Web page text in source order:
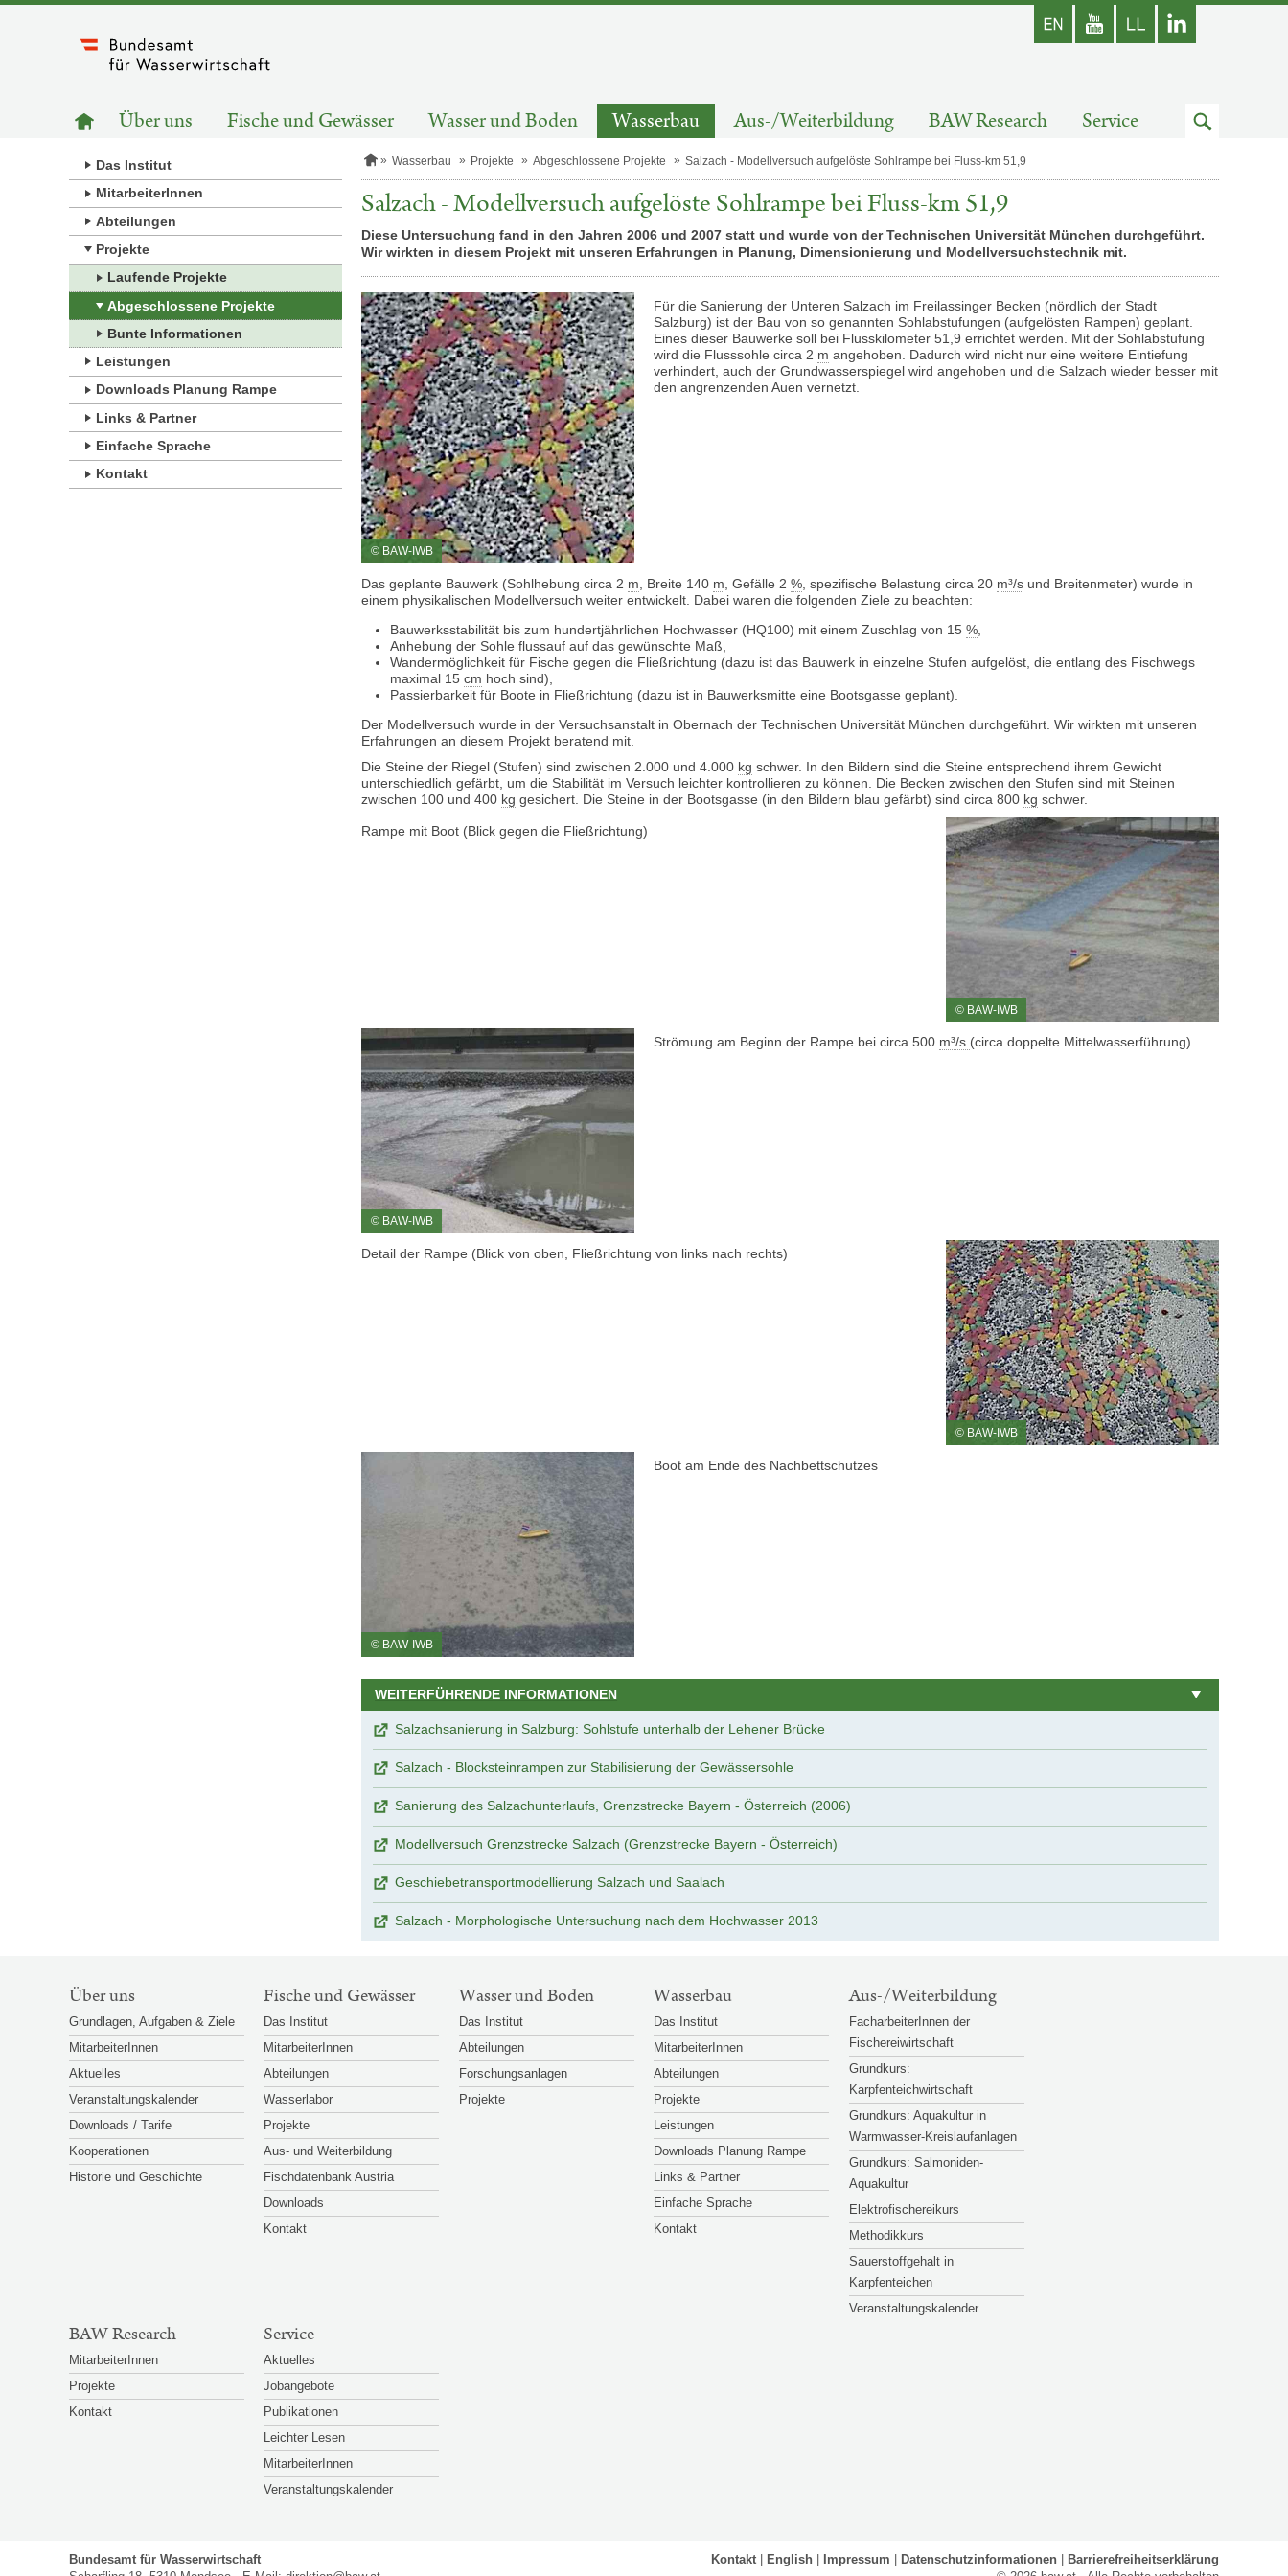
Youtube
HAUPTNAVIGATION
Zur
Startseite
Über uns Fische und Gewässer Wasser und Boden Wasserbau Aus-/Weiterbildung BAW Research Service
Zum
Das Institut
MitarbeiterInnen
Abteilungen
Projekte
Laufende Projekte
Abgeschlossene Projekte
Bunte Informationen
Leistungen
Downloads Planung Rampe
Links & Partner
Einfache Sprache
Kontakt
S
r
s
e
e
Wasserbau Projekte Abgeschlossene Projekte Salzach - Modellversuch aufgelöste Sohlrampe bei Fluss-km 51,9
Salzach - Modellversuch aufgelöste Sohlrampe bei Fluss-km 51,9
Diese Untersuchung fand in den Jahren 2006 und 2007 statt und wurde von der Technischen Universität München durchgeführt.
Wir wirkten in diesem Projekt mit unseren Erfahrungen in Planung, Dimensionierung und Modellversuchstechnik mit.
© BAW-IWB
Für die Sanierung der Unteren Salzach im Freilassinger Becken (nördlich der Stadt
Salzburg) ist der Bau von so genannten Sohlabstufungen (aufgelösten Rampen) geplant.
Eines dieser Bauwerke soll bei Flusskilometer 51,9 errichtet werden. Mit der Sohlabstufung
wird die Flusssohle circa 2 m angehoben. Dadurch wird nicht nur eine weitere Eintiefung
verhindert, auch der Grundwasserspiegel wird angehoben und die Salzach wieder besser mit
den angrenzenden Auen vernetzt.
Das geplante Bauwerk (Sohlhebung circa 2 m , Breite 140 m , Gefälle 2% , spezifische Belastung circa 20 m³/s und Breitenmeter) wurde in
einem physikalischen Modellversuch weiter entwickelt. Dabei waren die folgenden Ziele zu beachten:
Bauwerksstabilität bis zum hundertjährlichen Hochwasser (HQ100) mit einem Zuschlag von 15%
Anhebung der Sohle flussauf auf das gewünschte Maß,
Wandermöglichkeit für Fische gegen die Fließrichtung (dazu ist das Bauwerk in einzelne Stufen aufgelöst, die entlang des Fischwegs
maximal 15cm hoch sind),
Passierbarkeit für Boote in Fließrichtung (dazu ist in Bauwerksmitte eine Bootsgasse geplant).
Der Modellversuch wurde in der Versuchsanstalt in Obernach der Technischen Universität München durchgeführt. Wir wirkten mit unseren
Erfahrungen an diesem Projekt beratend mit.
Die Steine der Riegel (Stufen) sind zwischen 2.000 und 4.000 kg schwer. In den Bildern sind die Steine entsprechend ihrem Gewicht
unterschiedlich gefärbt, um die Stabilität im Versuch leichter kontrollieren zu können. Die Becken zwischen den Stufen sind mit Steinen
zwischen 100 und 400 kg gesichert. Die Steine in der Bootsgasse (in den Bildern blau gefärbt) sind circa 800 kg schwer.
© BAW-IWB
Rampe mit Boot (Blick gegen die Fließrichtung)
© BAW-IWB
Strömung am Beginn der Rampe bei circa 500 m³/s (circa doppelte Mittelwasserführung)
© BAW-IWB
Detail der Rampe (Blick von oben, Fließrichtung von links nach rechts)
© BAW-IWB
Boot am Ende des Nachbettschutzes
WEITERFÜHRENDE INFORMATIONEN
Salzachsanierung in Salzburg: Sohlstufe unterhalb der Lehener Brücke
Salzach - Blocksteinrampen zur Stabilisierung der Gewässersohle
Sanierung des Salzachunterlaufs, Grenzstrecke Bayern - Österreich (2006)
Modellversuch Grenzstrecke Salzach (Grenzstrecke Bayern - Österreich)
Geschiebetransportmodellierung Salzach und Saalach
Salzach - Morphologische Untersuchung nach dem Hochwasser 2013
SITEMAP-
NAVIGATION
Über uns
Grundlagen, Aufgaben & Ziele
MitarbeiterInnen
Aktuelles
Veranstaltungskalender
Downloads / Tarife
Kooperationen
Historie und Geschichte
Fische und Gewässer
Das Institut
MitarbeiterInnen
Abteilungen
Wasserlabor
Projekte
Aus- und Weiterbildung
Fischdatenbank Austria
Downloads
Kontakt
Wasser und Boden
Das Institut
Abteilungen
Forschungsanlagen
Projekte
Wasserbau
Das Institut
MitarbeiterInnen
Abteilungen
Projekte
Leistungen
Downloads Planung Rampe
Links & Partner
Einfache Sprache
Kontakt
Aus-/Weiterbildung
FacharbeiterInnen der
Fischereiwirtschaft
Grundkurs:
Karpfenteichwirtschaft
Grundkurs: Aquakultur in
Warmwasser-Kreislaufanlagen
Grundkurs: Salmoniden-
Aquakultur
Elektrofischereikurs
Methodikkurs
Sauerstoffgehalt in
Karpfenteichen
Veranstaltungskalender
BAW Research
MitarbeiterInnen
Projekte
Kontakt
Service
Aktuelles
Jobangebote
Publikationen
Leichter Lesen
MitarbeiterInnen
Veranstaltungskalender
Bundesamt für Wasserwirtschaft
Kontakt English Impressum Datenschutzinformationen
Barrierefreiheitserklärung